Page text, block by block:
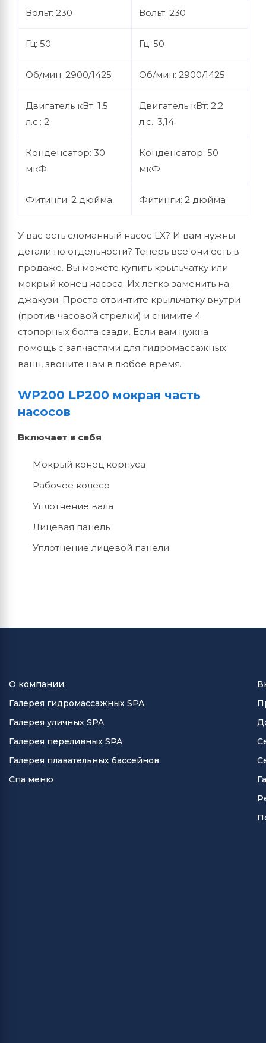
Вольт: 230 Вольт: 230
Гц: 50 Гц: 50
Об/мин: 2900/1425 Об/мин: 2900/1425
Двигатель кВт: 1,5
л.с.: 2
Двигатель кВт: 2,2
л.с.: 3,14
Конденсатор: 30
мкФ
Конденсатор: 50
мкФ
Фитинги: 2 дюйма Фитинги: 2 дюйма
У вас есть сломанный насос LX? И вам нужны
детали по отдельности? Теперь все они есть в
продаже. Вы можете купить крыльчатку или
мокрый конец насоса. Их легко заменить на
джакузи. Просто отвинтите крыльчатку внутри
(против часовой стрелки) и снимите 4
стопорных болта сзади. Если вам нужна
помощь с запчастями для гидромассажных
ванн, звоните нам в любое время.
WP200 LP200 мокрая часть
насосов
Включает в себя
Мокрый конец корпуса
Рабочее колесо
Уплотнение вала
Лицевая панель
Уплотнение лицевой панели
О компании
Галерея гидромассажных SPA
Галерея уличных SPA
Галерея переливных SPA
Галерея плавательных бассейнов
Спа меню